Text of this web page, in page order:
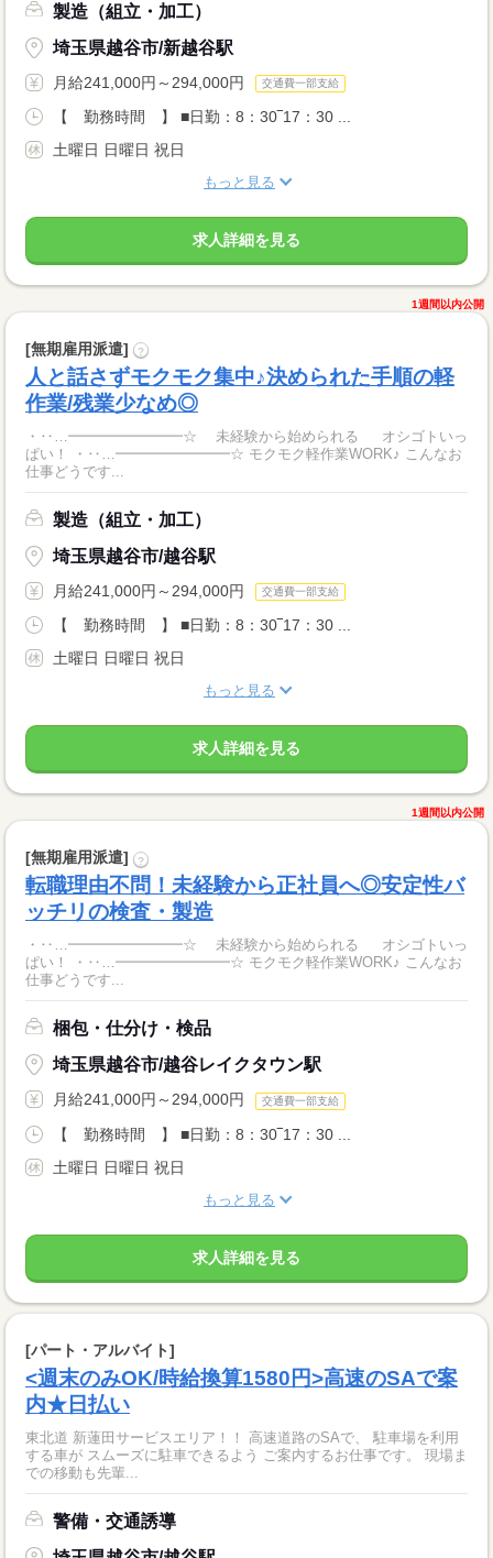
製造（組立・加工）
埼玉県越谷市/新越谷駅
月給241,000円～294,000円 交通費一部支給
【 勤務時間 】 ■日勤：8：30‾17：30 ...
土曜日 日曜日 祝日
もっと見る
求人詳細を見る
1週間以内公開
[無期雇用派遣] ?
人と話さずモクモク集中♪決められた手順の軽
作業/残業少なめ◎
・‥…━━━━━━━━☆ 未経験から始められる オシゴトいっ
ぱい！ ・‥…━━━━━━━━☆ モクモク軽作業WORK♪ こんなお
仕事どうです...
製造（組立・加工）
埼玉県越谷市/越谷駅
月給241,000円～294,000円 交通費一部支給
【 勤務時間 】 ■日勤：8：30‾17：30 ...
土曜日 日曜日 祝日
もっと見る
求人詳細を見る
1週間以内公開
[無期雇用派遣] ?
転職理由不問！未経験から正社員へ◎安定性バ
ッチリの検査・製造
・‥…━━━━━━━━☆ 未経験から始められる オシゴトいっ
ぱい！ ・‥…━━━━━━━━☆ モクモク軽作業WORK♪ こんなお
仕事どうです...
梱包・仕分け・検品
埼玉県越谷市/越谷レイクタウン駅
月給241,000円～294,000円 交通費一部支給
【 勤務時間 】 ■日勤：8：30‾17：30 ...
土曜日 日曜日 祝日
もっと見る
求人詳細を見る
[パート・アルバイト]
<週末のみOK/時給換算1580円>高速のSAで案
内★日払い
東北道 新蓮田サービスエリア！！ 高速道路のSAで、 駐車場を利用
する車が スムーズに駐車できるよう ご案内するお仕事です。 現場ま
での移動も先輩...
警備・交通誘導